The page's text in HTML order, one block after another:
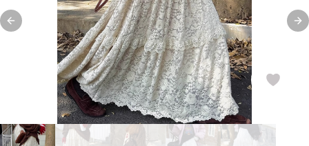
Previous slide